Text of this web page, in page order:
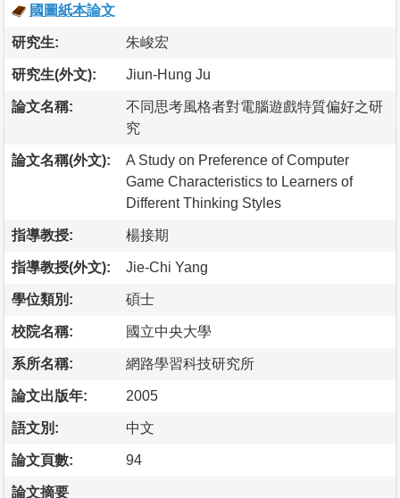
國圖紙本論文
研究生: 朱峻宏
研究生(外文): Jiun-Hung Ju
論文名稱:
不同思考風格者對電腦遊戲特質偏好之研
究
論文名稱(外文):
A Study on Preference of Computer
Game Characteristics to Learners of
Different Thinking Styles
指導教授: 楊接期
指導教授(外文): Jie-Chi Yang
學位類別: 碩士
校院名稱: 國立中央大學
系所名稱: 網路學習科技研究所
論文出版年: 2005
語文別: 中文
論文頁數: 94
論文摘要